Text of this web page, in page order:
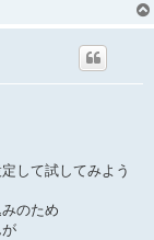
して試してみよう
のため